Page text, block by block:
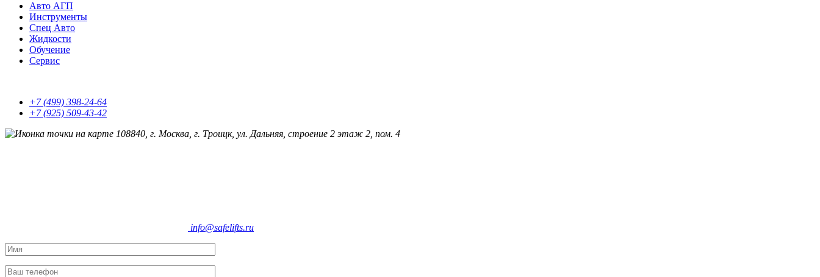
Авто АГП
Инструменты
Спец Авто
Жидкости
Обучение
Сервис
+7 (499) 398-24-64
+7 (925) 509-43-42
108840, г. Москва, г. Троицк, ул. Дальняя, строение 2 этаж 2, пом. 4
info@safelifts.ru